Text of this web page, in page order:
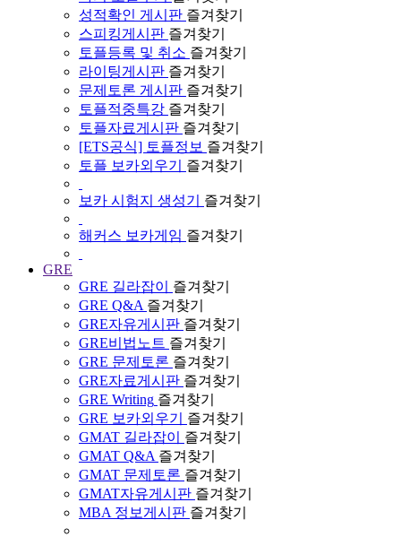
성적확인 게시판 즐겨찾기
스피킹게시판 즐겨찾기
토플등록 및 취소 즐겨찾기
라이팅게시판 즐겨찾기
문제토론 게시판 즐겨찾기
토플적중특강 즐겨찾기
토플자료게시판 즐겨찾기
[ETS공식] 토플정보 즐겨찾기
토플 보카외우기
즐겨찾기
보카 시험지 생성기 즐겨찾기
해커스 보카게임 즐겨찾기
GRE
GRE 길라잡이
즐겨찾기
GRE Q&A 즐겨찾기
GRE자유게시판 즐겨찾기
GRE비법노트 즐겨찾기
GRE 문제토론 즐겨찾기
GRE자료게시판 즐겨찾기
GRE Writing 즐겨찾기
GRE 보카외우기
즐겨찾기
GMAT 길라잡이
즐겨찾기
GMAT Q&A 즐겨찾기
GMAT 문제토론 즐겨찾기
GMAT자유게시판 즐겨찾기
MBA 정보게시판 즐겨찾기